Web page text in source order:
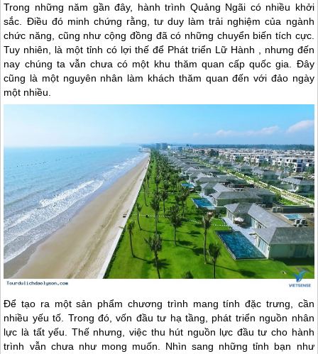
Trong những năm gần đây, hành trình Quảng Ngãi có nhiều khởi
sắc. Điều đó minh chứng rằng, tư duy làm trải nghiệm của ngành
chức năng, cũng như cộng đồng đã có những chuyển biến tích cực.
Tuy nhiên, là một tỉnh có lợi thế để Phát triển Lữ Hành , nhưng đến
nay chúng ta vẫn chưa có một khu thăm quan cấp quốc gia. Đây
cũng là một nguyên nhân làm khách thăm quan đến với đảo ngày
một nhiều.
Để tạo ra một sản phẩm chương trình mang tính đặc trưng, cần
nhiều yếu tố. Trong đó, vốn đầu tư hạ tầng, phát triển nguồn nhân
lực là tất yếu. Thế nhưng, việc thu hút nguồn lực đầu tư cho hành
trình vẫn chưa như mong muốn. Nhìn sang những tỉnh bạn như